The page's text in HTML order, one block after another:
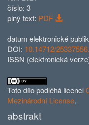
číslo: 3
plný text: PDF
datum elektronické
DOI: 10.14712/
ISSN (elektronická
Toto dílo podléhá licenci
Mezinárodní License.
abstrakt